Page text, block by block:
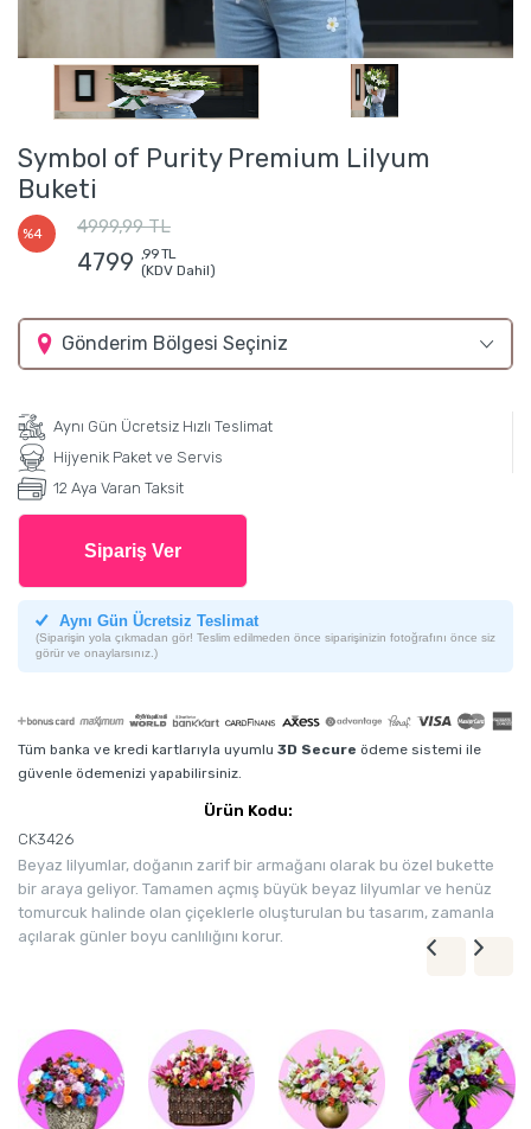
Symbol of Purity Premium Lilyum
Buketi
%4 4999,99 TL
4799 ,99 TL
(KDV Dahil)
Gönderim Bölgesi Seçiniz
Aynı Gün Ücretsiz Hızlı Teslimat
Hijyenik Paket ve Servis
12 Aya Varan Taksit
Sipariş Ver
Aynı Gün Ücretsiz Teslimat
(Siparişin yola çıkmadan gör! Teslim edilmeden önce siparişinizin fotoğrafını önce siz
görür ve onaylarsınız.)
Tüm banka ve kredi kartlarıyla uyumlu 3D Secure ödeme sistemi ile
güvenle ödemenizi yapabilirsiniz.
Ürün Kodu:
CK3426
Beyaz lilyumlar, doğanın zarif bir armağanı olarak bu özel bukette
bir araya geliyor. Tamamen açmış büyük beyaz lilyumlar ve henüz
tomurcuk halinde olan çiçeklerle oluşturulan bu tasarım, zamanla
açılarak günler boyu canlılığını korur.